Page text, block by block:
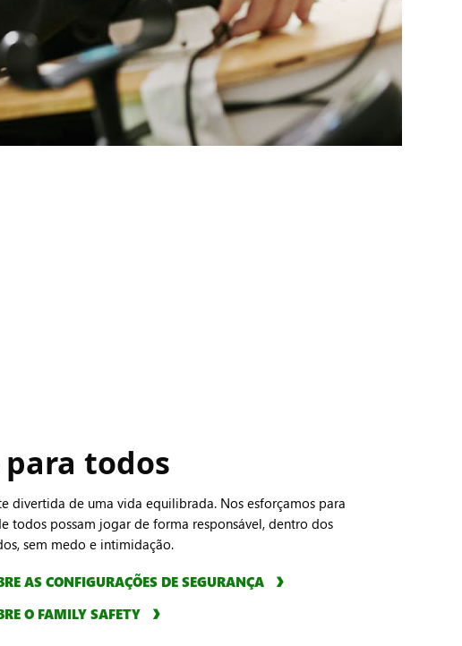
para todos
divertida de uma vida equilibrada. Nos esforçamos para
todos possam jogar de forma responsável, dentro dos
sem medo e intimidação.
AS CONFIGURAÇÕES DE SEGURANÇA
O FAMILY SAFETY